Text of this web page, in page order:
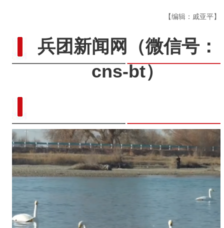
【编辑：戚亚平】
兵团新闻网
（微信号：
cns-bt）